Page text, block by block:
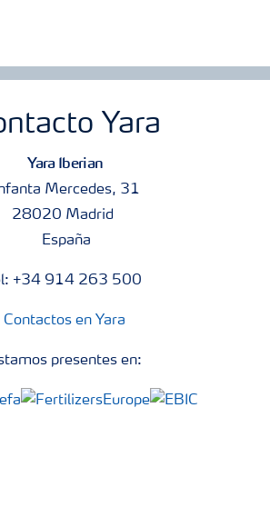
Yara
Yara Iberian
Mercedes, 31
28020 Madrid
España
+34 914 263 500
Contactos en Yara
presentes en: